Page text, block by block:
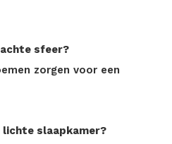
sfeer?
zorgen voor een
slaapkamer?